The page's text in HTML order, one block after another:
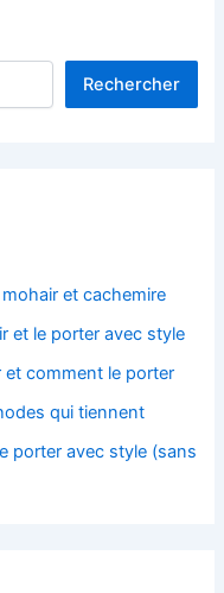
Rechercher
et cachemire
et le porter avec style
et comment le porter
qui tiennent
porter avec style (sans